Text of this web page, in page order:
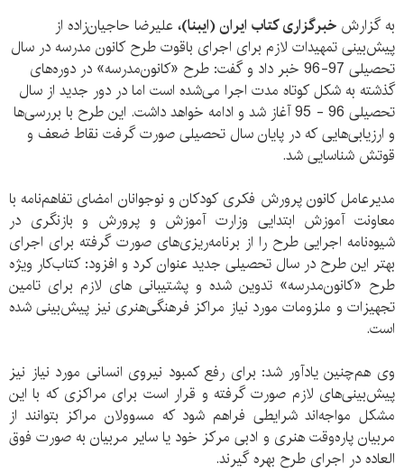
به گزارش خبرگزاری کتاب ایران (ایبنا)،علیرضا حاجیان‌زاده از
پیش‌بینی تمهیدات لازم برای اجرای باقوت طرح کانون مدرسه در سال
تحصیلی 97-96 خبر داد و گفت: طرح «کانون‌مدرسه» در دوره‌های
گذشته به شکل کوتاه مدت اجرا می‌شده است اما در دور جدید از سال
تحصیلی 96 - 95 آغاز شد و ادامه خواهد داشت. این طرح با بررسی‌ها
و ارزیابی‌هایی که در پایان سال تحصیلی صورت گرفت نقاط ضعف و
قوتش شناسایی شد.
مدیرعامل کانون پرورش فکری کودکان و نوجوانان امضای تفاهم‌نامه با
معاونت آموزش ابتدایی وزارت آموزش و پرورش و بازنگری در
شیوه‌نامه اجرایی طرح را از برنامه‌ریزی‌های صورت گرفته برای اجرای
بهتر این طرح در سال تحصیلی جدید عنوان کرد و افزود: کتاب‌کار ویژه
طرح «کانون‌مدرسه» تدوین شده و پشتیبانی های لازم برای تامین
تجهیزات و ملزومات مورد نیاز مراکز فرهنگی‌هنری نیز پیش‌بینی شده
است.
وی هم‌چنین یادآور شد: برای رفع کمبود نیروی انسانی مورد نیاز نیز
پیش‌بینی‌های لازم صورت گرفته و قرار است برای مراکزی که با این
مشکل مواجه‌اند شرایطی فراهم شود که مسوولان مراکز بتوانند از
مربیان پاره‌وقت هنری و ادبی مرکز خود یا سایر مربیان به صورت فوق
العاده در اجرای طرح بهره‌ گیرند.